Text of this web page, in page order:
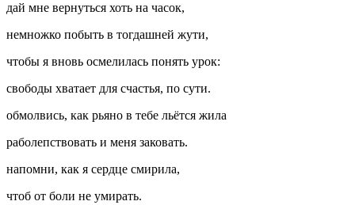
дай мне вернуться хоть на часок,
немножко побыть в тогдашней жути,
чтобы я вновь осмелилась понять урок:
свободы хватает для счастья, по сути.
обмолвись, как рьяно в тебе льётся жила
раболепствовать и меня заковать.
напомни, как я сердце смирила,
чтоб от боли не умирать.